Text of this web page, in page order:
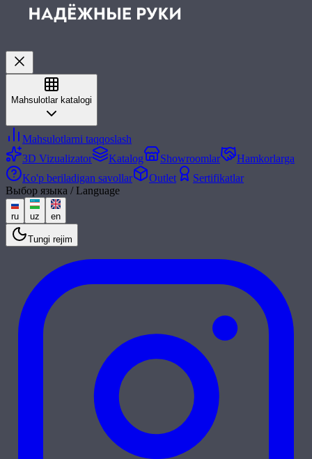
Mahsulotlar katalogi
Mahsulotlarni taqqoslash
3D Vizualizator
Katalog Showroomlar
Hamkorlarga
Ko'p beriladigan savollar
Outlet
Sertifikatlar
Выбор языка / Language
ru uz en
Tungi rejim